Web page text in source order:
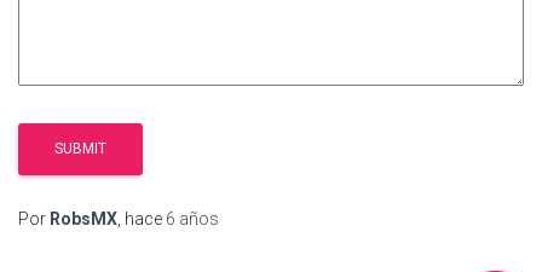
Por RobsMX, hace 6 años